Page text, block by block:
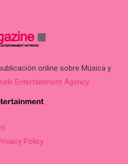
online sobre Música y
Entertainment Agency.
Policy